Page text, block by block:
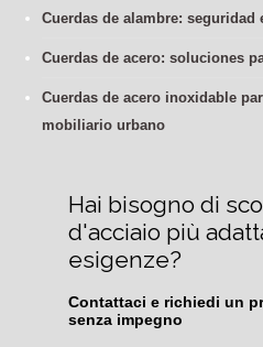
Cuerdas de alambre: seguridad
Cuerdas de acero: soluciones
Cuerdas de acero inoxidable
mobiliario urbano
Hai bisogno di
d'acciaio più
esigenze?
Contattaci e richiedi un
senza impegno